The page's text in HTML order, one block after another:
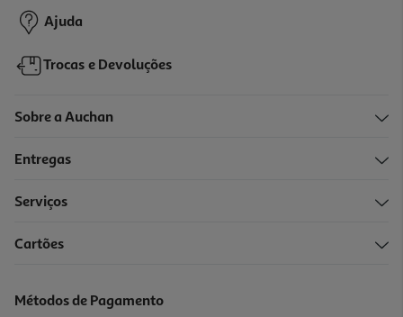
Ajuda
Trocas e Devoluções
Sobre a Auchan
Entregas
Serviços
Cartões
Métodos de Pagamento